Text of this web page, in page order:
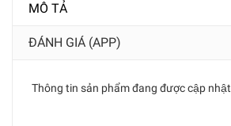
MÔ TẢ
ĐÁNH GIÁ (APP)
Thông tin sản phẩm đang được cập nhật